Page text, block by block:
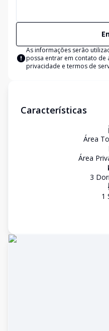
As informações serão
possa entrar em contato de
privacidade e termos de
Características
Área
Área
3
1